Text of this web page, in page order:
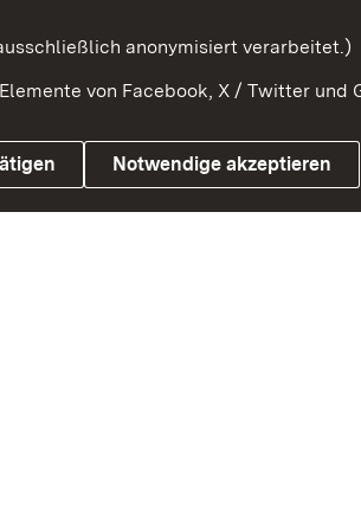
Impressum
anonymisiert verarbeitet.)
von Facebook, X / Twitter
Notwendige akzeptieren